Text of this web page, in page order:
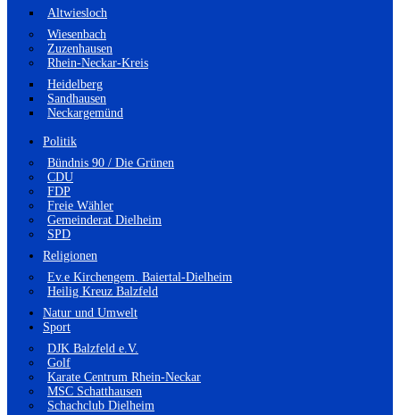
Altwiesloch
Wiesenbach
Zuzenhausen
Rhein-Neckar-Kreis
Heidelberg
Sandhausen
Neckargemünd
Politik
Bündnis 90 / Die Grünen
CDU
FDP
Freie Wähler
Gemeinderat Dielheim
SPD
Religionen
Ev.e Kirchengem. Baiertal-Dielheim
Heilig Kreuz Balzfeld
Natur und Umwelt
Sport
DJK Balzfeld e.V.
Golf
Karate Centrum Rhein-Neckar
MSC Schatthausen
Schachclub Dielheim